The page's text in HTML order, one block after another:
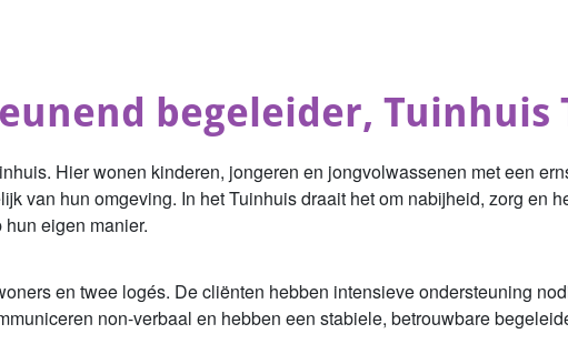
begeleider, Tuinhuis
Hier wonen kinderen, jongeren en jongvolwassenen met een
van hun omgeving. In het Tuinhuis draait het om nabijheid, zorg en
eigen manier.
en twee logés. De cliënten hebben intensieve ondersteuning
non-verbaal en hebben een stabiele, betrouwbare